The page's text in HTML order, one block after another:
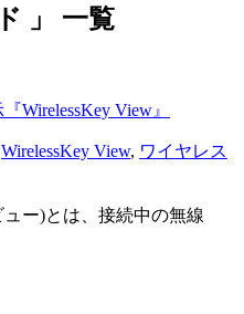
」 一覧
WirelessKey View』
WirelessKey View, ワイヤレス
ュー)とは、接続中の無線